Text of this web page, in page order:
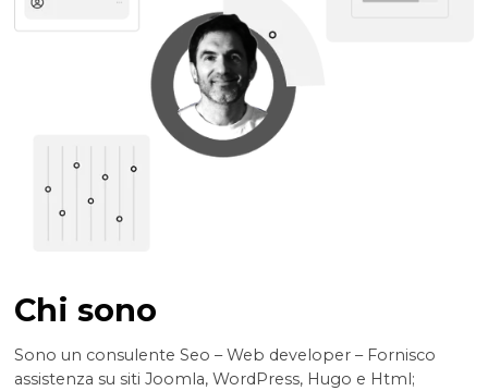
Chi sono
Sono un consulente Seo – Web developer – Fornisco
assistenza su siti Joomla, WordPress, Hugo e Html;